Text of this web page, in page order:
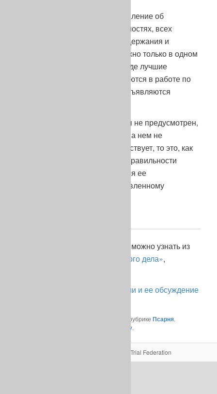
Резюме. Объективное представление об
охотничьей породе, ее возможностях, всех
нюансах ее использования, содержания и
сосуществования получить можно только в одном
месте, или начав с него – там, где лучшие
представители породы тестируются в работе по
ее назначению и где к ним предъявляются
Если же такой тест* для породы не предусмотрен,
или рассматриваемая порода на нем не
преуспевает, или вообще отсутствует, то это, как
минимум, повод задуматься о правильности
выбора именно этой породы для ее
использования на охоте по заявленному
* Что представляет собою тест, можно узнать из
«Мероприятие племенного дела»,
Ссылка на оригинал публикации и ее обсуждение
в рубрикеПсарня.
постоянную ссылку.
Федерация Филд Трайла/Field Trial Federation